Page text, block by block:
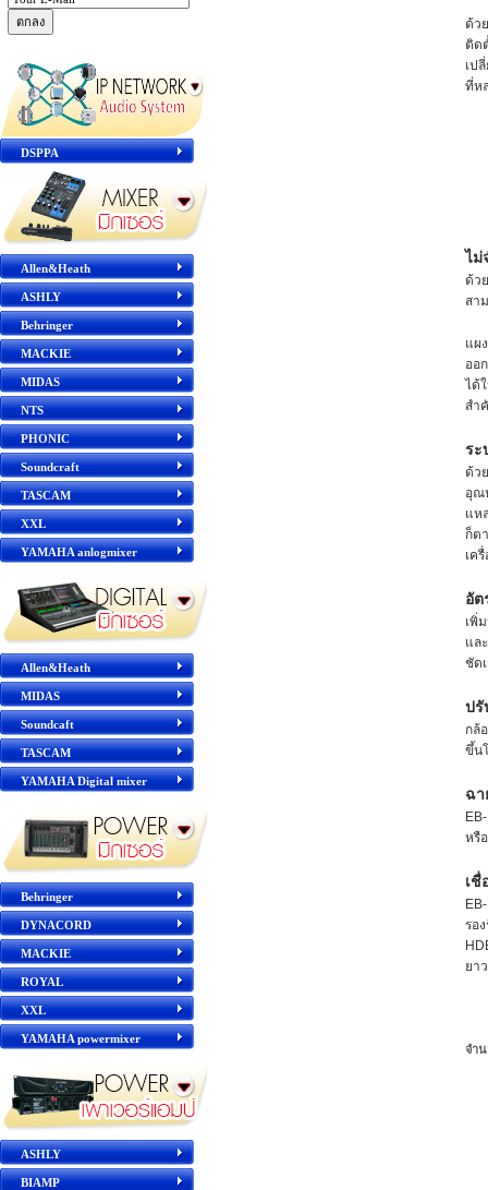
DSPPA
Allen&Heath
ASHLY
Behringer
MACKIE
MIDAS
NTS
PHONIC
Soundcraft
TASCAM
XXL
YAMAHA anlogmixer
Allen&Heath
MIDAS
Soundcaft
TASCAM
YAMAHA Digital mixer
Behringer
DYNACORD
MACKIE
ROYAL
XXL
YAMAHA powermixer
ASHLY
BIAMP
ด้ว
ติด
เป
ที่ห
ไม่
ด้ว
สา
แผ
ออ
ได้
สำ
ระ
ด้ว
อุณ
แห
ก็ต
เค
อัต
เพิ่
แล
ชัด
ปรั
กล้
ขึ้น
ฉา
หรื
เชื่
รอ
ยา
จำ